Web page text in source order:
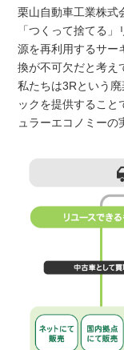
栗山自動車工業株式
「つくって捨てる
源を再利用するサー
換が不可欠だと考え
私たちは3Rという
ックを提供すること
ュラーエコノミーの